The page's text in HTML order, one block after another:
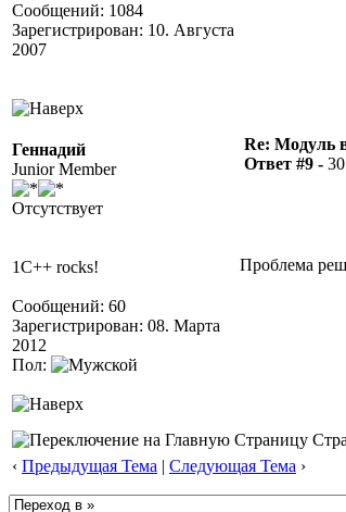
Сообщений: 1084
Зарегистрирован: 10. Августа
2007
Геннадий
Junior Member
Отсутствует
1C++ rocks!
Сообщений: 60
Зарегистрирован: 08. Марта
2012
Пол:
Re: Модуль
Ответ #9 -
Проблема
‹ Предыдущая Тема | Следующая Тема ›